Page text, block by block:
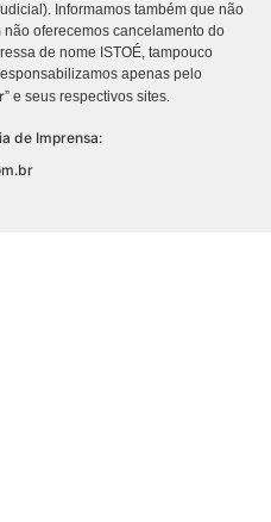
Informamos também que não
oferecemos cancelamento do
de nome ISTOÉ, tampouco
apenas pelo
” e seus respectivos sites.
de Imprensa: